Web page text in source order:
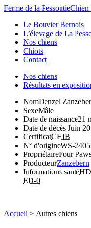
Ferme de la PessoutieChien
Le Bouvier Bernois
L’élevage de La
Nos chiens
Chiots
Contact
Nos chiens
Résultats en
NomDenzel
SexeMâle
Date de naissance21
Date de décès Juin
CertificatCHIB
N° d'origineWS-
PropriétaireFour Paws
ProducteurZanzebern
Informations santé
ED-0
Accueil > Autres chiens